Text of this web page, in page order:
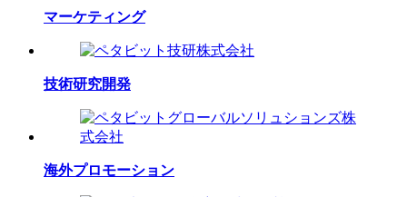
マーケティング
技術研究開発
海外プロモーション